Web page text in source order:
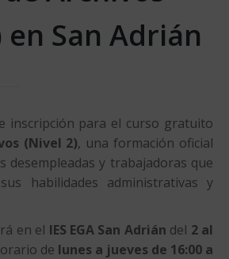
en San Adrián
inscripción para el curso gratuito
(Nivel 2), una formación oficial
desempleadas y trabajadoras que
habilidades administrativas y
en el IES EGA San Adrián del 2 al
de lunes a jueves de 16:00 a